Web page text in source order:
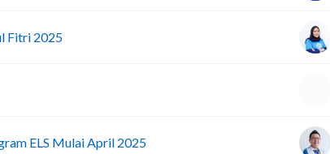
Fitri 2025
ELS Mulai April 2025